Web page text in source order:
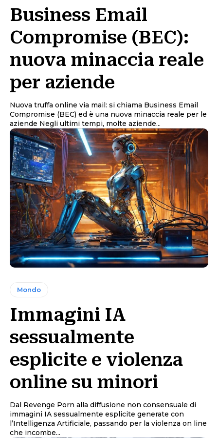
Business Email
Compromise (BEC):
nuova minaccia reale
per aziende
Nuova truffa online via mail: si chiama Business Email
Compromise (BEC) ed è una nuova minaccia reale per le
aziende Negli ultimi tempi, molte aziende...
Mondo
Immagini IA
sessualmente
esplicite e violenza
online su minori
Dal Revenge Porn alla diffusione non consensuale di
immagini IA sessualmente esplicite generate con
l’Intelligenza Artificiale, passando per la violenza on line
che incombe...